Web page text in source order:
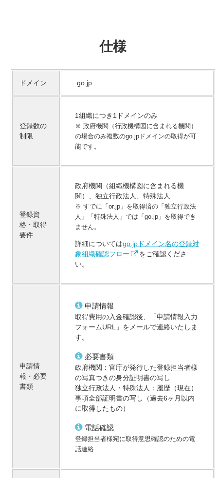
仕様
ドメイン .go.jp
登録数の
制限
1組織につき1ドメインのみ
※ 政府機関（行政機構図に含まれる機関）
の場合のみ複数のgo.jpドメインの取得が可
能です。
登録資
格・取得
要件
政府機関（組織機構図に含まれる機
関）、独立行政法人、特殊法人
※ すでに「or.jp」を取得済の「独立行政法
人」「特殊法人」では「go.jp」を取得でき
ません。
詳細についてはgo.jpドメイン名の登録対
象組織確認フロー
をご確認くださ
い。
申請情
報・必要
書類
申請情報
取得費用の入金確認後、「申請情報入力
フォームURL」をメールで連絡いたしま
す。
必要書類
政府機関：官庁が発行した登録担当者様
の写真つきの身分証明書の写し
独立行政法人・特殊法人：履歴（現在）
事項全部証明書の写し（過去6ヶ月以内
に取得したもの）
電話確認
登録担当者様宛に取得意思確認のための電
話連絡